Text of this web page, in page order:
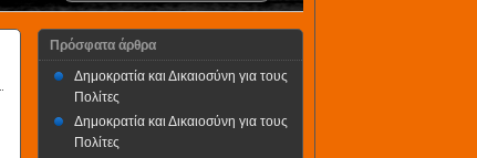
Πρόσφατα άρθρα
Δημοκρατία και Δικαιοσύνη για τους
Πολίτες
Δημοκρατία και Δικαιοσύνη για τους
Πολίτες